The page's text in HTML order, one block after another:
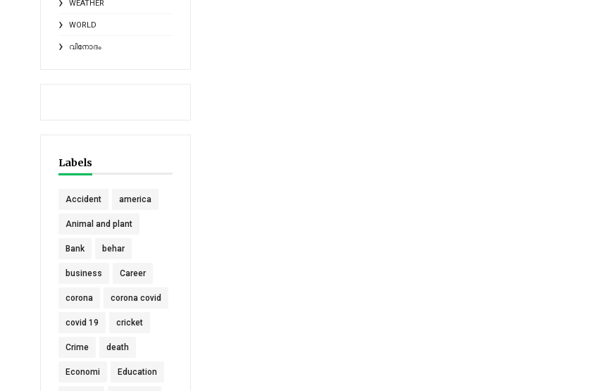
WEATHER
WORLD
വിനോദം
Labels
Accident america
Animal and plant
Bank behar
business Career
corona corona covid
covid 19 cricket
Crime death
Economi Education